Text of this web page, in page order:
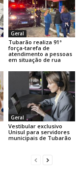
Geral
Tubarão realiza 91ª
força-tarefa de
atendimento a pessoas
em situação de rua
Geral
Vestibular exclusivo
Unisul para servidores
municipais de Tubarão